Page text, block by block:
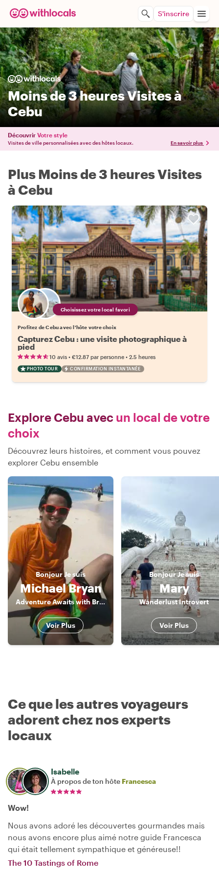
S'inscrire
Moins de 3 heures Visites à
Cebu
Découvrir Votre style
Visites de ville personnalisées avec des hôtes locaux. En savoir plus
Plus Moins de 3 heures Visites
à Cebu
Choisissez votre local favori
Profitez de Cebu avec l'hôte votre choix
Capturez Cebu : une visite photographique à
pied
10 avis • €12.87 par personne • 2.5 heures
PHOTO TOUR CONFIRMATION INSTANTANÉE
Explore Cebu avec un local de votre
choix
Découvrez leurs histoires, et comment vous pouvez
explorer Cebu ensemble
BonjourJe suis
Michael Bryan
Adventure Awaits with Bryan
Voir Plus
BonjourJe suis
Mary
Wanderlust Introvert
Voir Plus
Ce que les autres voyageurs
adorent chez nos experts
locaux
Isabelle
À propos de ton hôte Francesca
Wow!
Nous avons adoré les découvertes gourmandes mais
nous avons encore plus aimé notre guide Francesca
qui était tellement sympathique et généreuse!!
The 10 Tastings of Rome